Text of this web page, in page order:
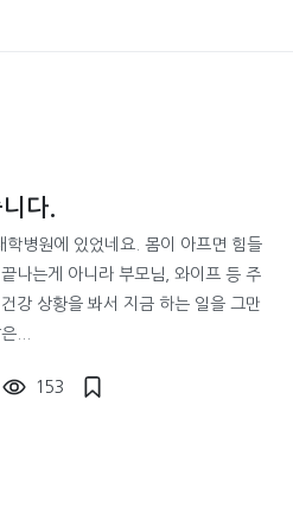
다.
학병원에 있었네요. 몸이 아프면 힘들
나는게 아니라 부모님, 와이프 등 주
강 상황을 봐서 지금 하는 일을 그만
...
153